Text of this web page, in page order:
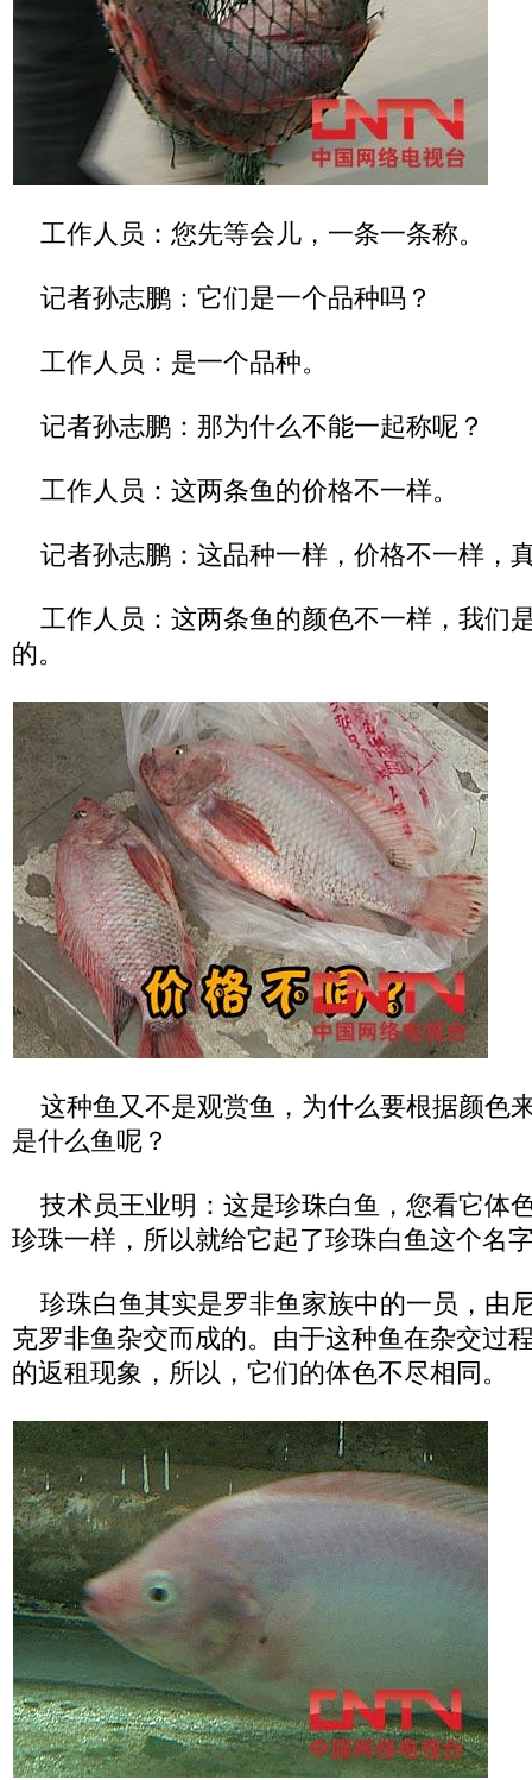
工作人员：您先等会儿，一条一条称。
记者孙志鹏：它们是一个品种吗？
工作人员：是一个品种。
记者孙志鹏：那为什么不能一起称呢？
工作人员：这两条鱼的价格不一样。
记者孙志鹏：这品种一样，价格不一样，
工作人员：这两条鱼的颜色不一样，我们
的。
这种鱼又不是观赏鱼，为什么要根据颜色
是什么鱼呢？
技术员王业明：这是珍珠白鱼，您看它体
珍珠一样，所以就给它起了珍珠白鱼这个名
珍珠白鱼其实是罗非鱼家族中的一员，由
克罗非鱼杂交而成的。由于这种鱼在杂交过
的返租现象，所以，它们的体色不尽相同。